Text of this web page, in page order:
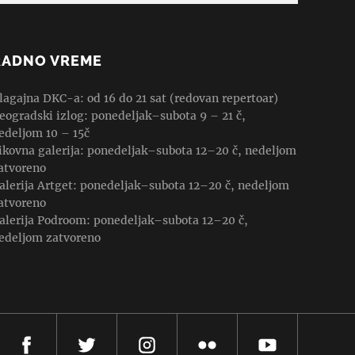
VREME
DKC-a: od 16 do 21 sat (redovan repertoar)
izlog: ponedeljak–subota 9 – 21 č,
10 – 15č
galerija: ponedeljak–subota 12–20 č, nedeljom
Artget: ponedeljak–subota 12–20 č, nedeljom
Podroom: ponedeljak–subota 12–20 č,
zatvoreno